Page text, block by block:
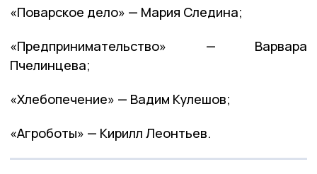
«Поварское дело» — Мария Следина;
«Предпринимательство» — Варвара
Пчелинцева;
«Хлебопечение» — Вадим Кулешов;
«Агроботы» — Кирилл Леонтьев.